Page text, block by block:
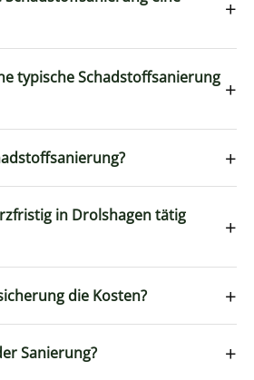
+
typische Schadstoffsanierung +
+
in Drolshagen tätig
+
die Kosten? +
Sanierung? +